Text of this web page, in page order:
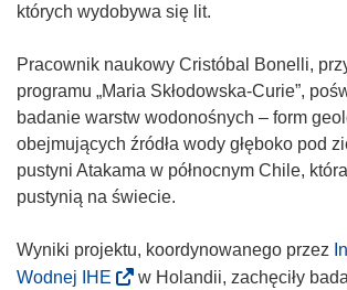
których wydobywa się lit.
Pracownik naukowy Cristóbal Bonelli,
programu „Maria Skłodowska-Curie”,
badanie warstw wodonośnych – form
obejmujących źródła wody głęboko pod
pustyni Atakama w północnym Chile,
pustynią na świecie.
Wyniki projektu, koordynowanego przez
Wodnej IHE
w Holandii, zachęciły